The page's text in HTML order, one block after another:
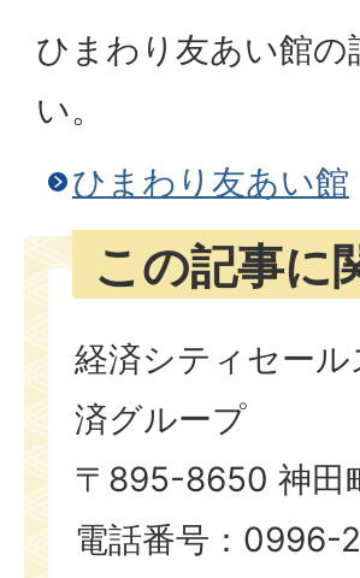
ひまわり友あい館
い。
ひまわり友あい館
この記事に
経済シティセー
済グループ
〒895-8650 神田
電話番号：0996-